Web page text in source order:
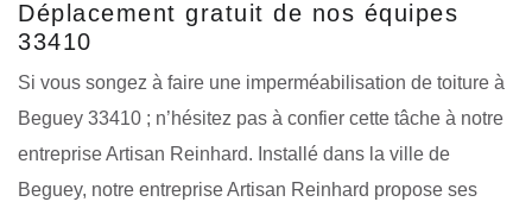
Déplacement gratuit de nos équipes
33410
Si vous songez à faire une imperméabilisation de toiture à
Beguey 33410 ; n’hésitez pas à confier cette tâche à notre
entreprise Artisan Reinhard. Installé dans la ville de
Beguey, notre entreprise Artisan Reinhard propose ses